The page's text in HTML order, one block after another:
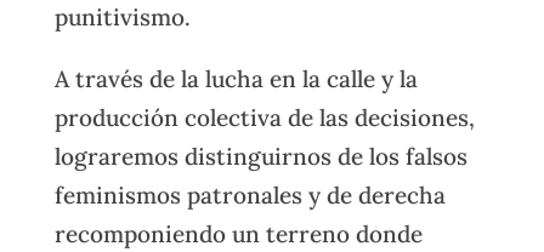
punitivismo.
A través de la lucha en la calle y la
producción colectiva de las decisiones,
lograremos distinguirnos de los falsos
feminismos patronales y de derecha
recomponiendo un terreno donde